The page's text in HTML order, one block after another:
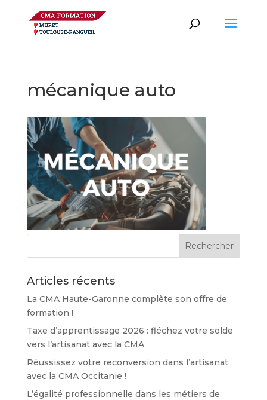
mécanique auto
Articles récents
La CMA Haute-Garonne complète son offre de
formation !
Taxe d’apprentissage 2026 : fléchez votre solde
vers l’artisanat avec la CMA
Réussissez votre reconversion dans l’artisanat
avec la CMA Occitanie !
L’égalité professionnelle dans les métiers de